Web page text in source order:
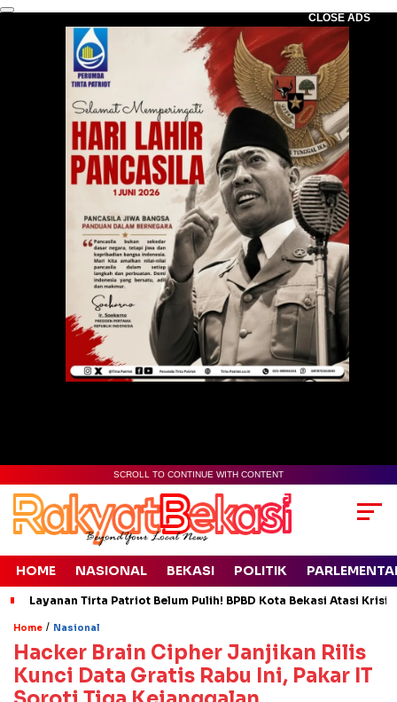
CLOSE ADS
SCROLL TO CONTINUE WITH CONTENT
HOME NASIONAL BEKASI POLITIK
Layanan Tirta Patriot Belum Pulih! BPBD Kota Bekasi Atasi
Home / Nasional
Hacker Brain Cipher Janjikan Rilis
Kunci Data Gratis Rabu Ini, Pakar IT